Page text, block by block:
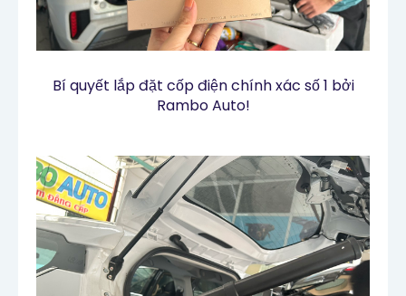
Bí quyết lắp đặt cốp điện chính xác số 1 bởi
Rambo Auto!